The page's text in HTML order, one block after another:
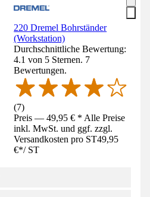
220 Dremel Bohrständer
(Workstation)
Durchschnittliche Bewertung:
4.1 von 5 Sternen. 7
Bewertungen.
(7)
Preis — 49,95 € * Alle Preise
inkl. MwSt. und ggf. zzgl.
Versandkosten pro ST49,95
€*/ ST